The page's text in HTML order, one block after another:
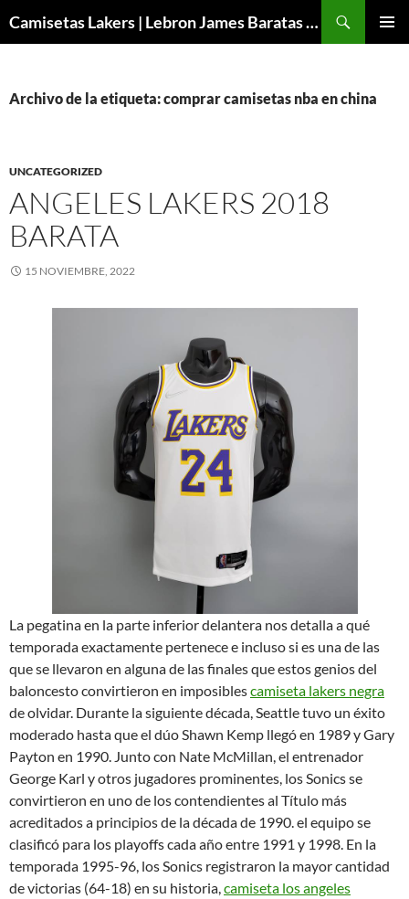
Camisetas Lakers | Lebron James Baratas 2024 – Micamisetanba
Archivo de la etiqueta: comprar camisetas nba en china
UNCATEGORIZED
ANGELES LAKERS 2018
BARATA
15 NOVIEMBRE, 2022
La pegatina en la parte inferior delantera nos detalla a qué
temporada exactamente pertenece e incluso si es una de las
que se llevaron en alguna de las finales que estos genios del
baloncesto convirtieron en imposiblescamiseta lakers negra
de olvidar. Durante la siguiente década, Seattle tuvo un éxito
moderado hasta que el dúo Shawn Kemp llegó en 1989 y Gary
Payton en 1990. Junto con Nate McMillan, el entrenador
George Karl y otros jugadores prominentes, los Sonics se
convirtieron en uno de los contendientes al Título más
acreditados a principios de la década de 1990. el equipo se
clasificó para los playoffs cada año entre 1991 y 1998. En la
temporada 1995-96, los Sonics registraron la mayor cantidad
de victorias (64-18) en su historia,camiseta los angeles